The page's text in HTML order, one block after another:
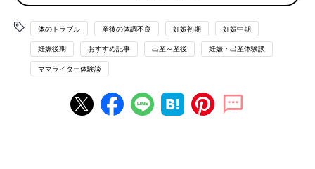
多いそうですが、妊娠中に捻転や破裂が起こると胎児の命に危険
が及ぶ可能性があると、ゾッとするような情報も見つけてしまい
ました。私の2回目の妊娠生活は、病気の不安に怯えながらのス
タートとなりました。
体のトラブル 産後の体調不良 妊娠初期 妊娠中期
妊娠後期 おすすめ記事 出産～産後 妊娠・出産体験談
ママライター体験談